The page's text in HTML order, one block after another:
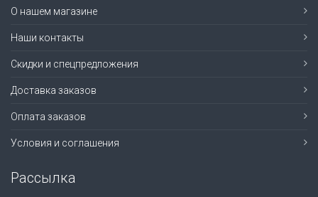
О нашем магазине
Наши контакты
Скидки и спецпредложения
Доставка заказов
Оплата заказов
Условия и соглашения
Рассылка